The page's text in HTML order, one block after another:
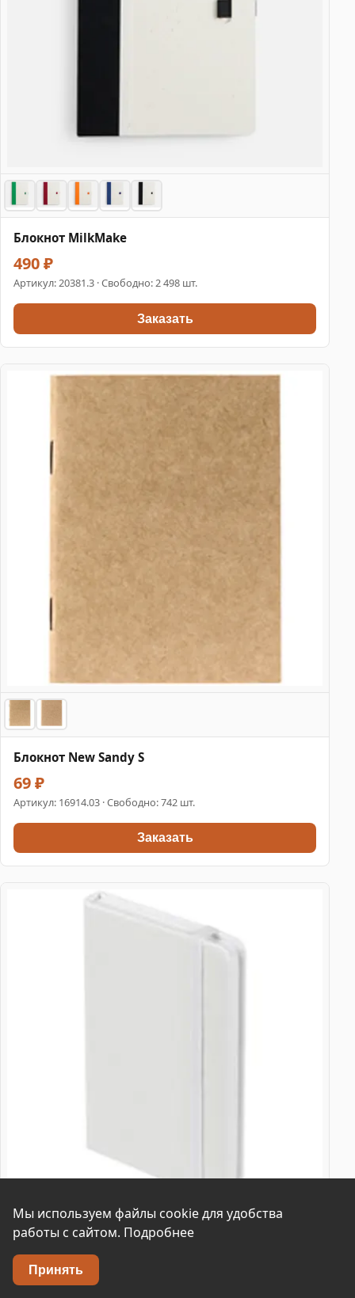
Блокнот MilkMake
490 ₽
Артикул:20381.3 · Свободно: 2 498 шт.
Заказать
Блокнот New Sandy S
69 ₽
Артикул: 16914.03 · Свободно: 742 шт.
Заказать
Блокнот Nota Bene
Мы используем файлы cookie для удобства
работы с сайтом. Подробнее
Принять